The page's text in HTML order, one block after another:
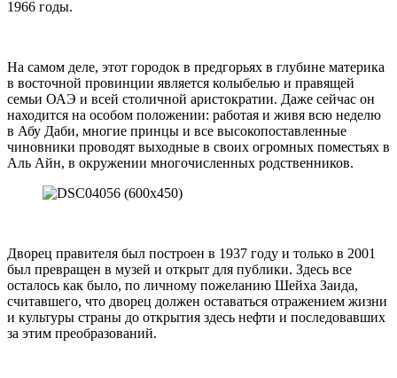
1966 годы.
На самом деле, этот городок в предгорьях в глубине материка
в восточной провинции является колыбелью и правящей
семьи ОАЭ и всей столичной аристократии. Даже сейчас он
находится на особом положении: работая и живя всю неделю
в Абу Даби, многие принцы и все высокопоставленные
чиновники проводят выходные в своих огромных поместьях в
Аль Айн, в окружении многочисленных родственников.
Дворец правителя был построен в 1937 году и только в 2001
был превращен в музей и открыт для публики. Здесь все
осталось как было, по личному пожеланию Шейха Заида,
считавшего, что дворец должен оставаться отражением жизни
и культуры страны до открытия здесь нефти и последовавших
за этим преобразований.